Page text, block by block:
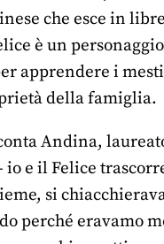
che esce in
è un
apprendere i
della famiglia.
Andina,
e il Felice
si
perché